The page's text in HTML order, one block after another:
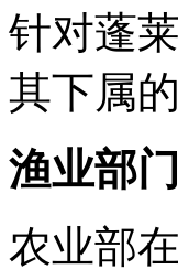
针对蓬
其下属
渔业部
农业部